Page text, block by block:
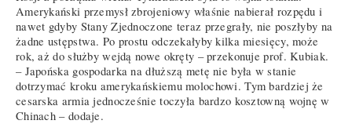
Amerykański przemysł zbrojeniowy właśnie nabierał rozpędu i
nawet gdyby Stany Zjednoczone teraz przegrały, nie poszłyby na
żadne ustępstwa. Po prostu odczekałyby kilka miesięcy, może
rok, aż do służby wejdą nowe okręty – przekonuje prof. Kubiak.
– Japońska gospodarka na dłuższą metę nie była w stanie
dotrzymać kroku amerykańskiemu molochowi. Tym bardziej że
cesarska armia jednocześnie toczyła bardzo kosztowną wojnę w
Chinach – dodaje.